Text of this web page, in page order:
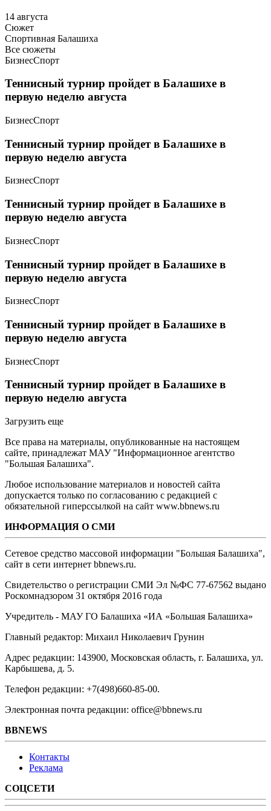
14 августа
Сюжет
Спортивная Балашиха
Все сюжеты
БизнесСпорт
Теннисный турнир пройдет в Балашихе в
первую неделю августа
БизнесСпорт
Теннисный турнир пройдет в Балашихе в
первую неделю августа
БизнесСпорт
Теннисный турнир пройдет в Балашихе в
первую неделю августа
БизнесСпорт
Теннисный турнир пройдет в Балашихе в
первую неделю августа
БизнесСпорт
Теннисный турнир пройдет в Балашихе в
первую неделю августа
БизнесСпорт
Теннисный турнир пройдет в Балашихе в
первую неделю августа
Загрузить еще
Все права на материалы, опубликованные на настоящем
сайте, принадлежат МАУ "Информационное агентство
"Большая Балашиха".
Любое использование материалов и новостей сайта
допускается только по согласованию с редакцией с
обязательной гиперссылкой на сайт www.bbnews.ru
ИНФОРМАЦИЯ О СМИ
Сетевое средство массовой информации "Большая Балашиха",
сайт в сети интернет bbnews.ru.
Свидетельство о регистрации СМИ Эл №ФС ‎77-67562 выдано
Роскомнадзором 31 октября 2016 года
Учредитель - МАУ ГО Балашиха «ИА «Большая Балашиха»
Главный редактор: Михаил Николаевич Грунин
Адрес редакции: 143900, Московская область, г. Балашиха, ул.
Карбышева, д. 5.
Телефон редакции: +7(498)660-85-00.
Электронная почта редакции: office@bbnews.ru
BBNEWS
Контакты
Реклама
СОЦСЕТИ